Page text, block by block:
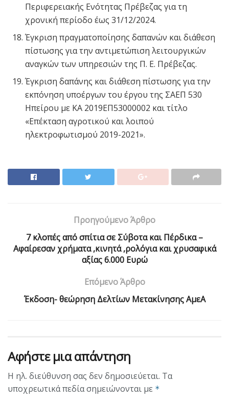
Περιφερειακής Ενότητας Πρέβεζας για τη
χρονική περίοδο έως 31/12/2024.
Έγκριση πραγματοποίησης δαπανών και διάθεση
πίστωσης για την αντιμετώπιση λειτουργικών
αναγκών των υπηρεσιών της Π. Ε. Πρέβεζας.
Έγκριση δαπάνης και διάθεση πίστωσης για την
εκπόνηση υποέργων του έργου της ΣΑΕΠ 530
Ηπείρου με ΚΑ 2019ΕΠ53000002 και τίτλο
«Επέκταση αγροτικού και λοιπού
ηλεκτροφωτισμού 2019-2021».
Προηγούμενο Άρθρο
7 κλοπές από σπίτια σε Σύβοτα και Πέρδικα –
Αφαίρεσαν χρήματα ,κινητά ,ρολόγια και χρυσαφικά
αξίας 6.000 Ευρώ
Επόμενο Άρθρο
Έκδοση- θεώρηση Δελτίων Μετακίνησης ΑμεΑ
Αφήστε μια απάντηση
Η ηλ. διεύθυνση σας δεν δημοσιεύεται. Τα
υποχρεωτικά πεδία σημειώνονται με *